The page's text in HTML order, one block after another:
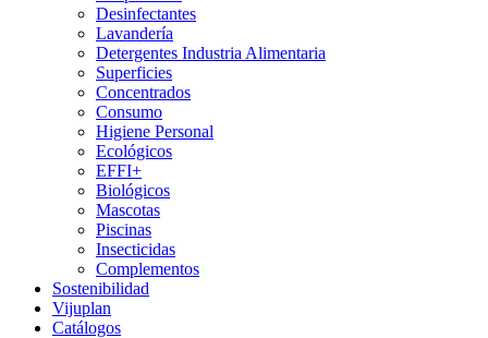
Desinfectantes
Lavandería
Detergentes Industria Alimentaria
Superficies
Concentrados
Consumo
Higiene Personal
Ecológicos
EFFI+
Biológicos
Mascotas
Piscinas
Insecticidas
Complementos
Sostenibilidad
Vijuplan
Catálogos